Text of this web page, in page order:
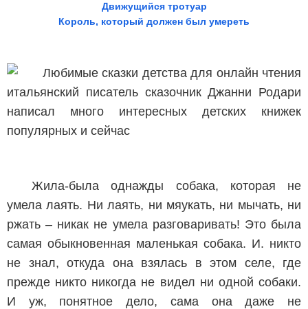
Движущийся тротуар
Король, который должен был умереть
Жила-была однажды собака, которая не
умела лаять. Ни лаять, ни мяукать, ни мычать, ни
ржать – никак не умела разговаривать! Это была
самая обыкновенная маленькая собака. И. никто
не знал, откуда она взялась в этом селе, где
прежде никто никогда не видел ни одной собаки.
И уж, понятное дело, сама она даже не